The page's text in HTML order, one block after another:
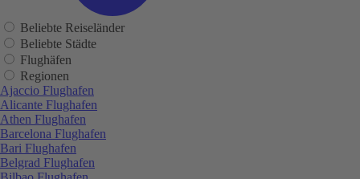
Beliebte Reiseländer
Beliebte Städte
Flughäfen
Regionen
Ajaccio Flughafen
Alicante Flughafen
Athen Flughafen
Barcelona Flughafen
Bari Flughafen
Belgrad Flughafen